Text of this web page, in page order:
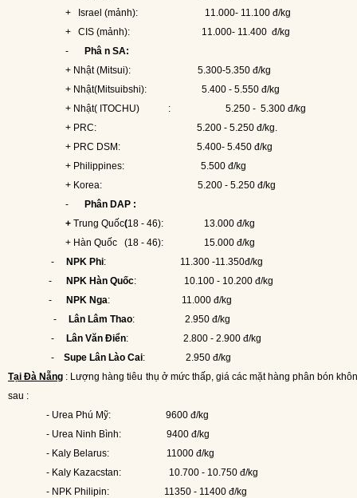
srael (mảnh): 11.000- 11.100 đ/kg
CIS (mảnh): 11.000- 11.400 đ/kg
-
Phâ n SA:
+ Nhật(Mitsui): 5.300-5.350 đ/kg
+ Nhật(Mitsuibshi):
5.400 - 5.550 đ/kg
+ Nhật( ITOCHU)
: 5.250 - 5.300 đ/kg
+ PRC:
5.200 - 5.250 đ/kg.
+ PRC DSM:
5.400- 5.450 đ/kg
+ Philippines:
5.500 đ/kg
+ Korea:
5.200 - 5.250 đ/kg
-
Phân DAP :
Trung Quốc(18 - 46):
13.000 đ/kg
+ Hàn Quốc
(18 - 46):
15.000 đ/kg
-
NPK Phi: 11.300 -11.350đ/kg
-
NPK Hàn Quốc:
10.100 - 10.200 đ/kg
-
NPK Nga:
11.000 đ/kg
-
Lân Lâm Thao:
2.950 đ/kg
-
Lân Văn Điển:
2.800 - 2.900 đ/kg
-
Supe Lân Lào Cai:
2.950 đ/kg
Tại Đà Nẵng : Lượng hàng tiêu thụ ở mức thấp, giá các mặt hàng phân bón
sau :
- Urea Phú Mỹ:
9600 đ/kg
- Urea Ninh Bình:
9400 đ/kg
- Kaly Belarus:
11000 đ/kg
- Kaly Kazacstan:
10.700 - 10.750 đ/kg
- NPK Philipin:
11350 - 11400 đ/kg